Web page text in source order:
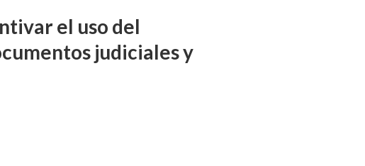
el uso del
judiciales y